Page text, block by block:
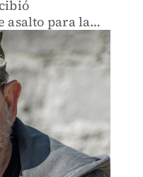
asalto para la
lo que se